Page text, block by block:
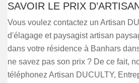
SAVOIR LE PRIX
Vous voulez contactez un Artisan
d'élagage et paysagist artisan
dans votre résidence à Banhars
ne savez pas son prix ? De ce fait,
téléphonez Artisan DUCULTY,